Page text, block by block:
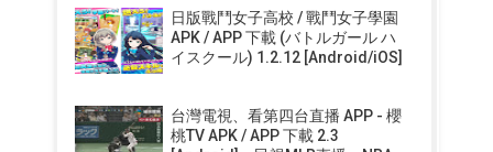
日版戰鬥女子高校 / 戰鬥女子學園
APK / APP 下載 (バトルガール ハ
イスクール) 1.2.12 [Android/iOS]
台灣電視、看第四台直播 APP - 櫻
桃TV APK / APP 下載 2.3